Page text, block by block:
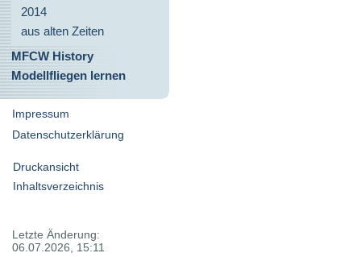
2014
aus alten Zeiten
MFCW History
Modellfliegen lernen
Impressum
Datenschutzerklärung
Druckansicht
Inhaltsverzeichnis
Letzte Änderung:
06.07.2026, 15:11